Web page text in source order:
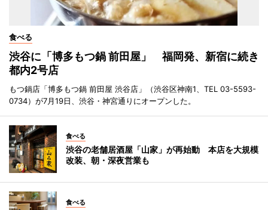
食べる
渋谷に「博多もつ鍋 前田屋」 福岡発、新宿に続き
都内2号店
もつ鍋店「博多もつ鍋 前田屋 渋谷店」（渋谷区神南1、TEL 03-5593-
0734）が7月19日、渋谷・神宮通りにオープンした。
食べる
渋谷の老舗居酒屋「山家」が再始動 本店を大規模
改装、朝・深夜営業も
食べる